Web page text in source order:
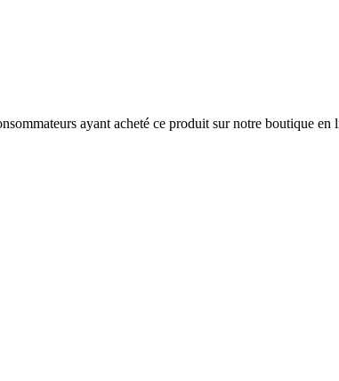
ayant acheté ce produit sur notre boutique